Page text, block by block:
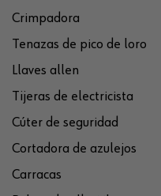
Crimpadora
Tenazas de pico de loro
Llaves allen
Tijeras de electricista
Cúter de seguridad
Cortadora de azulejos
Carracas